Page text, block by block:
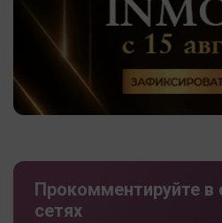
Прокомментируйте в
сетях